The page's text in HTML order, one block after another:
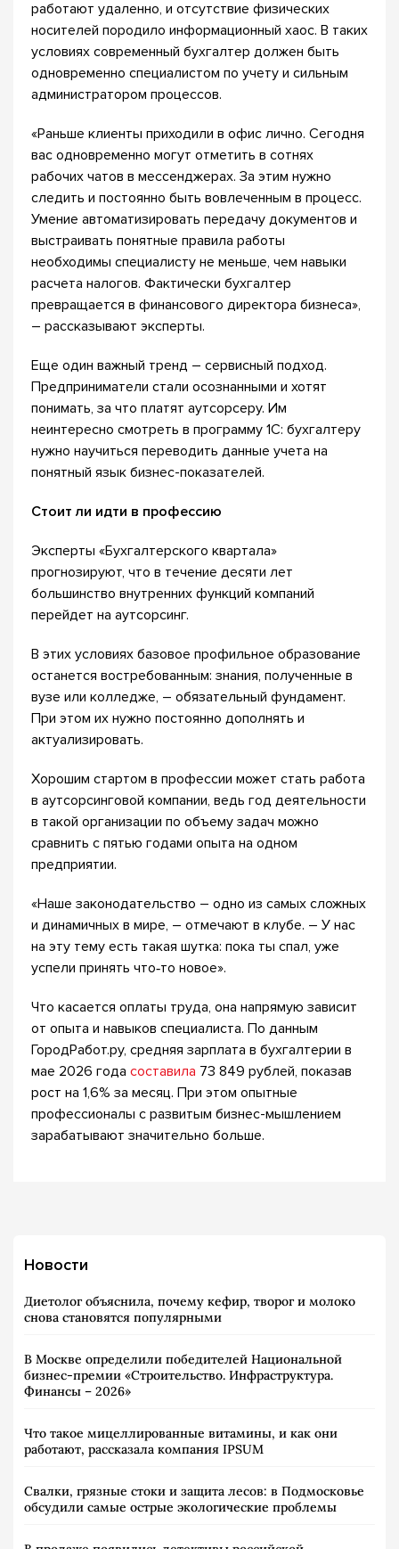
работают удаленно, и отсутствие физических
носителей породило информационный хаос. В таких
условиях современный бухгалтер должен быть
одновременно специалистом по учету и сильным
администратором процессов.
«Раньше клиенты приходили в офис лично. Сегодня
вас одновременно могут отметить в сотнях
рабочих чатов в мессенджерах. За этим нужно
следить и постоянно быть вовлеченным в процесс.
Умение автоматизировать передачу документов и
выстраивать понятные правила работы
необходимы специалисту не меньше, чем навыки
расчета налогов. Фактически бухгалтер
превращается в финансового директора бизнеса»,
– рассказывают эксперты.
Еще один важный тренд – сервисный подход.
Предприниматели стали осознанными и хотят
понимать, за что платят аутсорсеру. Им
неинтересно смотреть в программу 1С: бухгалтеру
нужно научиться переводить данные учета на
понятный язык бизнес-показателей.
Стоит ли идти в профессию
Эксперты «Бухгалтерского квартала»
прогнозируют, что в течение десяти лет
большинство внутренних функций компаний
перейдет на аутсорсинг.
В этих условиях базовое профильное образование
останется востребованным: знания, полученные в
вузе или колледже, – обязательный фундамент.
При этом их нужно постоянно дополнять и
актуализировать.
Хорошим стартом в профессии может стать работа
в аутсорсинговой компании, ведь год деятельности
в такой организации по объему задач можно
сравнить с пятью годами опыта на одном
предприятии.
«Наше законодательство – одно из самых сложных
и динамичных в мире, – отмечают в клубе. – У нас
на эту тему есть такая шутка: пока ты спал, уже
успели принять что‑то новое».
Что касается оплаты труда, она напрямую зависит
от опыта и навыков специалиста. По данным
ГородРабот.ру, средняя зарплата в бухгалтерии в
мае 2026 года составила 73 849 рублей, показав
рост на 1,6% за месяц. При этом опытные
профессионалы с развитым бизнес-мышлением
зарабатывают значительно больше.
Новости
Диетолог объяснила, почему кефир, творог и молоко
снова становятся популярными
В Москве определили победителей Национальной
бизнес-премии «Строительство. Инфраструктура.
Финансы – 2026»
Что такое мицеллированные витамины, и как они
работают, рассказала компания IPSUM
Свалки, грязные стоки и защита лесов: в Подмосковье
обсудили самые острые экологические проблемы